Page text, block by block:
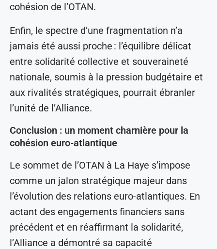
cohésion de l’OTAN.
Enfin, le spectre d’une fragmentation n’a
jamais été aussi proche : l’équilibre délicat
entre solidarité collective et souveraineté
nationale, soumis à la pression budgétaire et
aux rivalités stratégiques, pourrait ébranler
l’unité de l’Alliance.
Conclusion : un moment charnière pour la
cohésion euro-atlantique
Le sommet de l’OTAN à La Haye s’impose
comme un jalon stratégique majeur dans
l’évolution des relations euro-atlantiques. En
actant des engagements financiers sans
précédent et en réaffirmant la solidarité,
l’Alliance a démontré sa capacité